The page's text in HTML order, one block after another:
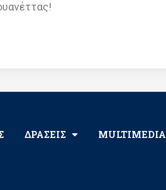
ΔΡΑΣΕΙΣ MULTIMEDIA